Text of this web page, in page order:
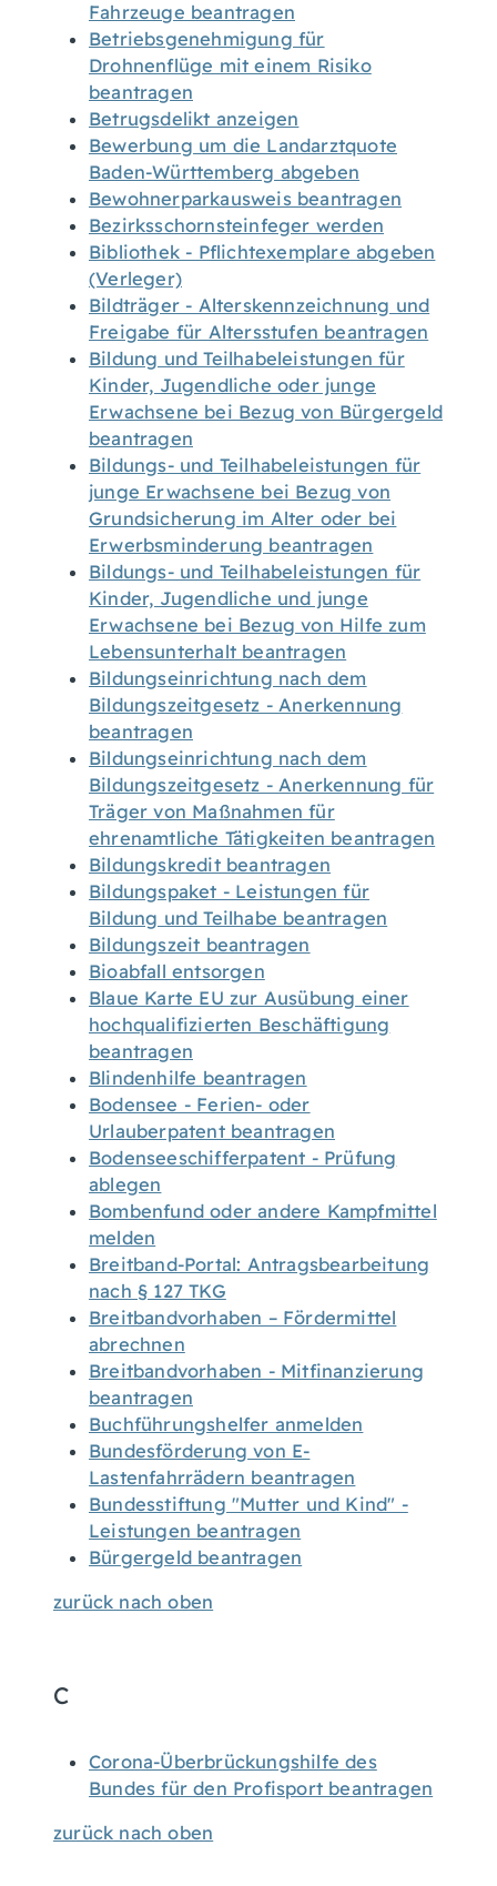
Fahrzeuge beantragen
Betriebsgenehmigung für
Drohnenflüge mit einem Risiko
beantragen
Betrugsdelikt anzeigen
Bewerbung um die Landarztquote
Baden-Württemberg abgeben
Bewohnerparkausweis beantragen
Bezirksschornsteinfeger werden
Bibliothek - Pflichtexemplare abgeben
(Verleger)
Bildträger - Alterskennzeichnung und
Freigabe für Altersstufen beantragen
Bildung und Teilhabeleistungen für
Kinder, Jugendliche oder junge
Erwachsene bei Bezug von Bürgergeld
beantragen
Bildungs- und Teilhabeleistungen für
junge Erwachsene bei Bezug von
Grundsicherung im Alter oder bei
Erwerbsminderung beantragen
Bildungs- und Teilhabeleistungen für
Kinder, Jugendliche und junge
Erwachsene bei Bezug von Hilfe zum
Lebensunterhalt beantragen
Bildungseinrichtung nach dem
Bildungszeitgesetz - Anerkennung
beantragen
Bildungseinrichtung nach dem
Bildungszeitgesetz - Anerkennung für
Träger von Maßnahmen für
ehrenamtliche Tätigkeiten beantragen
Bildungskredit beantragen
Bildungspaket - Leistungen für
Bildung und Teilhabe beantragen
Bildungszeit beantragen
Bioabfall entsorgen
Blaue Karte EU zur Ausübung einer
hochqualifizierten Beschäftigung
beantragen
Blindenhilfe beantragen
Bodensee - Ferien- oder
Urlauberpatent beantragen
Bodenseeschifferpatent - Prüfung
ablegen
Bombenfund oder andere Kampfmittel
melden
Breitband-Portal: Antragsbearbeitung
nach § 127 TKG
Breitbandvorhaben – Fördermittel
abrechnen
Breitbandvorhaben - Mitfinanzierung
beantragen
Buchführungshelfer anmelden
Bundesförderung von E-
Lastenfahrrädern beantragen
Bundesstiftung "Mutter und Kind" -
Leistungen beantragen
Bürgergeld beantragen
zurück nach oben
C
Corona-Überbrückungshilfe des
Bundes für den Profisport beantragen
zurück nach oben